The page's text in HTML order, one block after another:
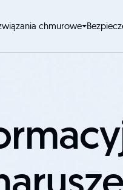
chmurowe